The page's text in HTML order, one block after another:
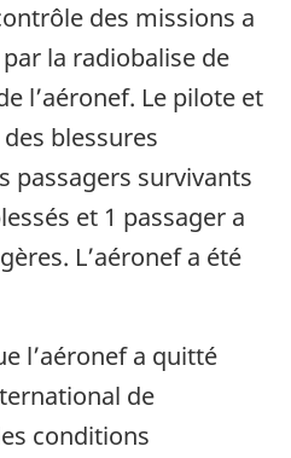
des missions a
la radiobalise de
l’aéronef. Le pilote et
blessures
passagers survivants
et 1 passager a
L’aéronef a été
l’aéronef a quitté
de
conditions